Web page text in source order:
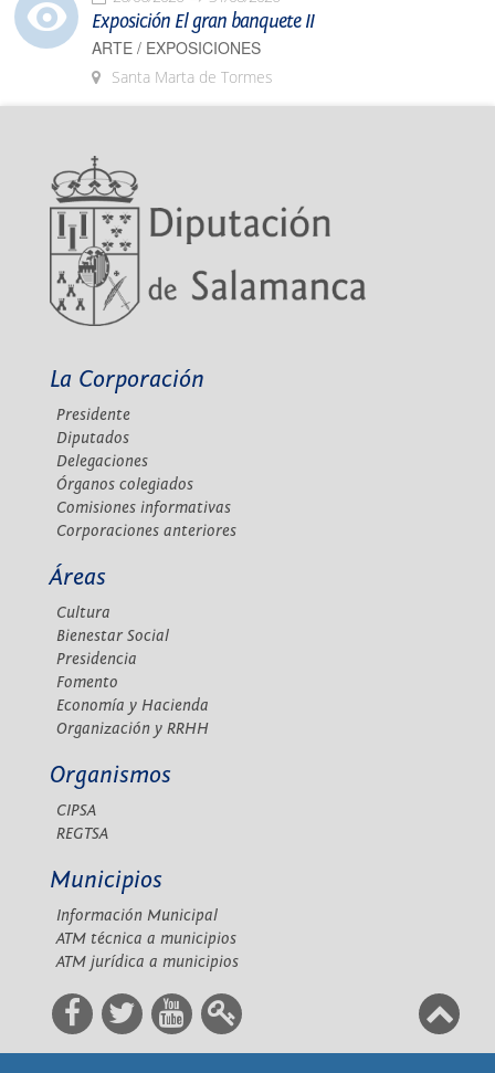
Exposición El gran banquete II
ARTE / EXPOSICIONES
Santa Marta de Tormes
La Corporación
Presidente
Diputados
Delegaciones
Órganos colegiados
Comisiones informativas
Corporaciones anteriores
Áreas
Cultura
Bienestar Social
Presidencia
Fomento
Economía y Hacienda
Organización y RRHH
Organismos
CIPSA
REGTSA
Municipios
Información Municipal
ATM técnica a municipios
ATM jurídica a municipios